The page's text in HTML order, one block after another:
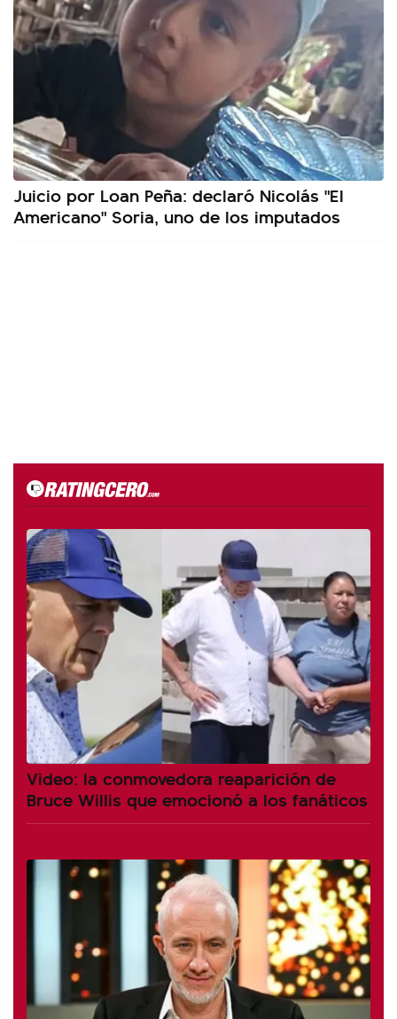
Juicio por Loan Peña: declaró Nicolás "El
Americano" Soria, uno de los imputados
Video: la conmovedora reaparición de
Bruce Willis que emocionó a los fanáticos